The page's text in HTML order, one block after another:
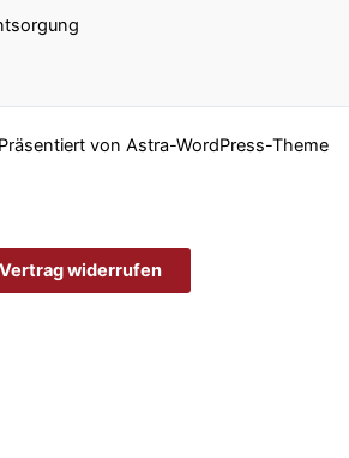
von Astra-WordPress-Theme
Vertrag widerrufen